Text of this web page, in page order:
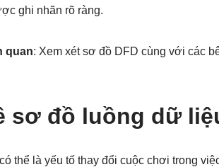
ghi nhãn rõ ràng.
quan: Xem xét sơ đồ DFD cùng với các
sơ đồ luồng dữ
thể là yếu tố thay đổi cuộc chơi trong